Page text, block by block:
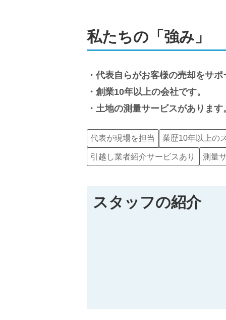
私たちの「強み」
代表自らがお客様の売却をサ
創業10年以上の会社です。
土地の測量サービスがあります
代表が現場を担当 業歴10年以上の
引越し業者紹介サービスあり 測量
スタッフの紹介